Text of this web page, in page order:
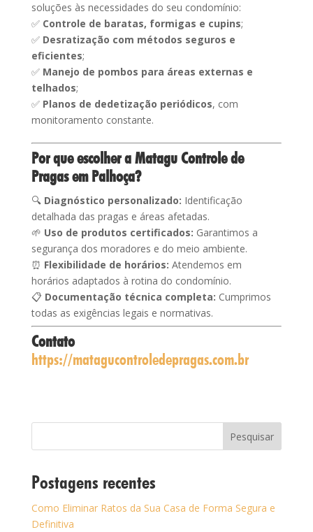
soluções às necessidades do seu condomínio:
✅ Controle de baratas, formigas e cupins;
✅ Desratização com métodos seguros e
eficientes;
✅ Manejo de pombos para áreas externas e
telhados;
✅ Planos de dedetização periódicos, com
monitoramento constante.
Por que escolher a Matagu Controle de
Pragas em Palhoça?
🔍 Diagnóstico personalizado: Identificação
detalhada das pragas e áreas afetadas.
🌱 Uso de produtos certificados: Garantimos a
segurança dos moradores e do meio ambiente.
⏰ Flexibilidade de horários: Atendemos em
horários adaptados à rotina do condomínio.
📋 Documentação técnica completa: Cumprimos
todas as exigências legais e normativas.
Contato
https://matagucontroledepragas.com.br
Pesquisar
Postagens recentes
Como Eliminar Ratos da Sua Casa de Forma Segura e
Definitiva